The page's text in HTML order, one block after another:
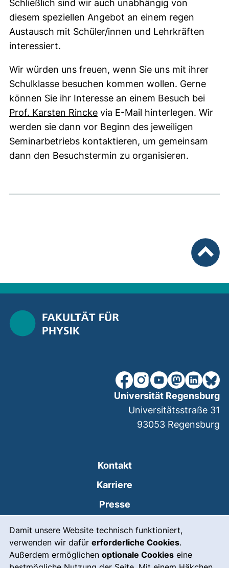
Damit unsere Website technisch funktioniert,
verwenden wir dafür erforderliche Cookies.
Außerdem ermöglichen optionale Cookies eine
Schließlich sind wir auch unabhängig von
diesem speziellen Angebot an einem regen
Austausch mit Schüler/innen und Lehrkräften
interessiert.
Wir würden uns freuen, wenn Sie uns mit ihrer
Schulklasse besuchen kommen wollen. Gerne
können Sie ihr Interesse an einem Besuch bei
Prof. Karsten Rincke(öffnet Ihr E-Mail-Programm)
via E-Mail hinterlegen. Wir
werden sie dann vor Beginn des jeweiligen
Seminarbetriebs kontaktieren, um gemeinsam
dann den Besuchstermin zu organisieren.
unsere Facebook-Seite
unsere Instagram-
unsere YouTube-
unsereunsere
Kontakt
Karriere
Presse
Leichte Sprache
Gebärdensprache
Universität Regensburg
Universitätsstraße 31
93053 Regensburg